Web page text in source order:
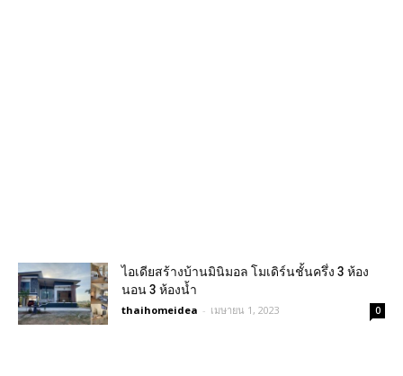
ไอเดียสร้างบ้านมินิมอล โมเดิร์นชั้นครึ่ง 3 ห้อง
นอน 3 ห้องน้ำ
thaihomeidea - เมษายน 1, 2023 0